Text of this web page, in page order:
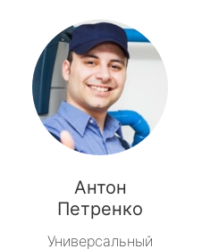
Антон
Петренко
Универсальный